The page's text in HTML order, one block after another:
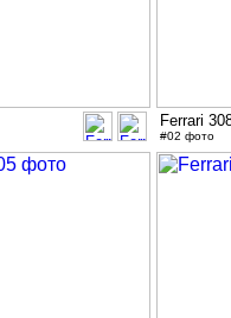
Ferrari
#02 фото